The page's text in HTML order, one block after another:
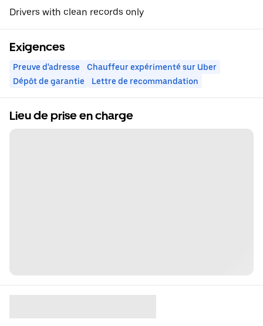
Drivers with clean records only
Exigences
Preuve d'adresse
Chauffeur expérimenté sur Uber
Dépôt de garantie
Lettre de recommandation
Lieu de prise en charge